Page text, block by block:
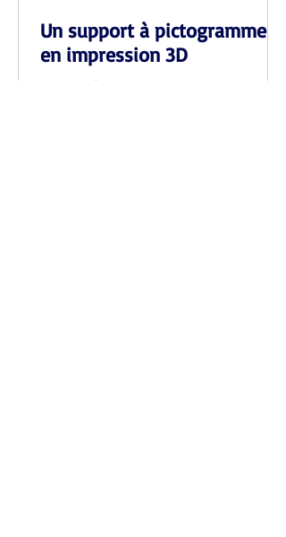
Un support à pictogrammes
en impression 3D
Support à pictogrammes en 3D pour